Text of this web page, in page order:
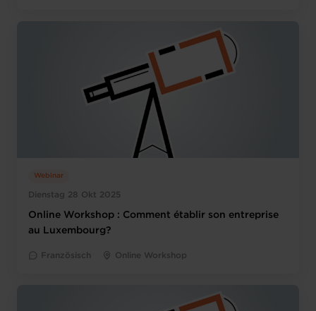
Dienstag 28 Okt 2025
Webinar
Online Workshop : Comment établir son entreprise
au Luxembourg?
Französisch Online Workshop